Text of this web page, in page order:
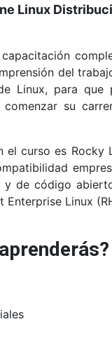
Linux
del
Linux, para que
su
curso es Rocky
de código
Enterprise Linux